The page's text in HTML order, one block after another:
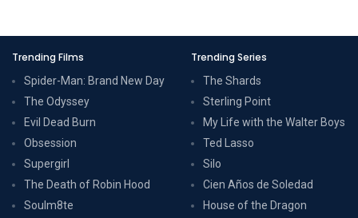
Trending Films
Spider-Man: Brand New Day
The Odyssey
Evil Dead Burn
Obsession
Supergirl
The Death of Robin Hood
Soulm8te
Trending Series
The Shards
Sterling Point
My Life with the Walter Boys
Ted Lasso
Silo
Cien Años de Soledad
House of the Dragon